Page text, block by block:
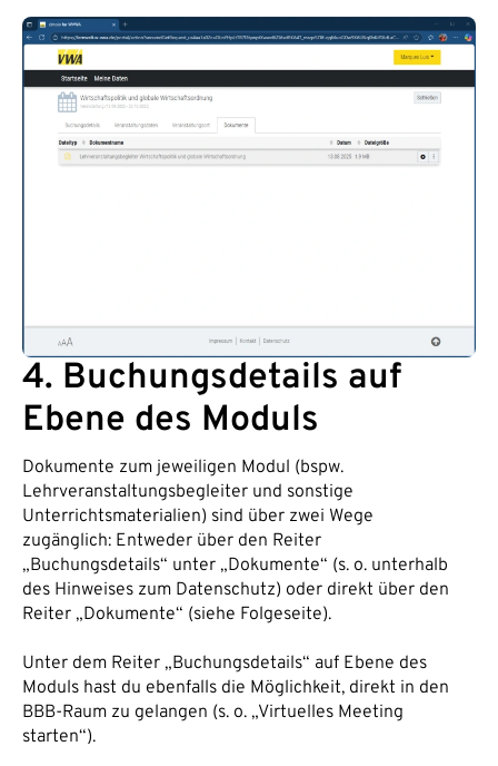
4. Buchungsdetails auf
Ebene des Moduls
Dokumente zum jeweiligen Modul (bspw.
Lehrveranstaltungsbegleiter und sonstige
Unterrichtsmaterialien) sind über zwei Wege
zugänglich: Entweder über den Reiter
„Buchungsdetails“ unter „Dokumente“ (s. o. unterhalb
des Hinweises zum Datenschutz) oder direkt über den
Reiter „Dokumente“ (siehe Folgeseite).
Unter dem Reiter „Buchungsdetails“ auf Ebene des
Moduls hast du ebenfalls die Möglichkeit, direkt in den
BBB-Raum zu gelangen (s. o. „Virtuelles Meeting
starten“).